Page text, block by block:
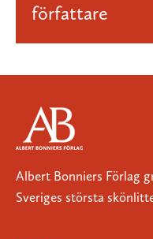
författare
Albert Bonniers Förlag
Sveriges största